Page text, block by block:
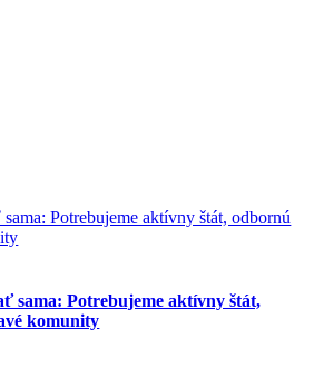
Potrebujeme aktívny štát, odbornú
sama: Potrebujeme aktívny štát,
komunity